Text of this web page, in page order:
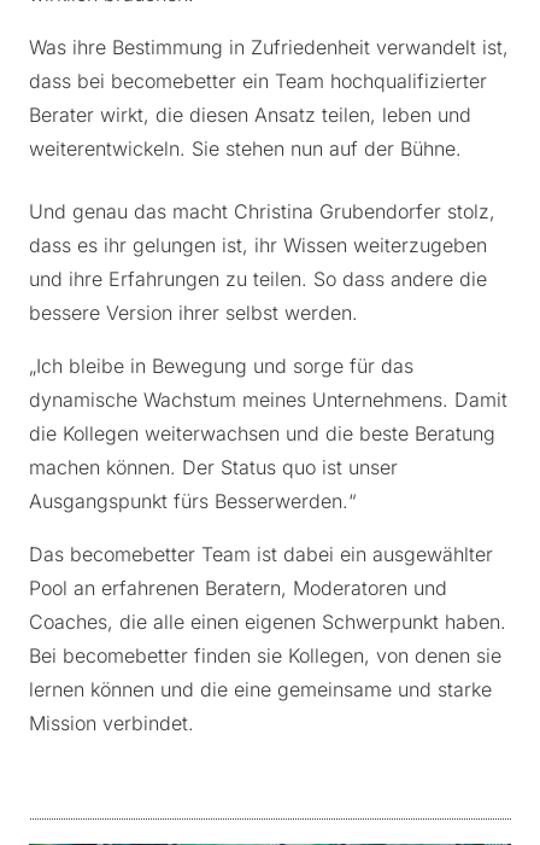
Was ihre Bestimmung in Zufriedenheit verwandelt ist,
dass bei becomebetter ein Team hochqualifizierter
Berater wirkt, die diesen Ansatz teilen, leben und
weiterentwickeln. Sie stehen nun auf der Bühne.
Und genau das macht Christina Grubendorfer stolz,
dass es ihr gelungen ist, ihr Wissen weiterzugeben
und ihre Erfahrungen zu teilen. So dass andere die
bessere Version ihrer selbst werden.
„Ich bleibe in Bewegung und sorge für das
dynamische Wachstum meines Unternehmens. Damit
die Kollegen weiterwachsen und die beste Beratung
machen können. Der Status quo ist unser
Ausgangspunkt fürs Besserwerden.“
Das becomebetter Team ist dabei ein ausgewählter
Pool an erfahrenen Beratern, Moderatoren und
Coaches, die alle einen eigenen Schwerpunkt haben.
Bei becomebetter finden sie Kollegen, von denen sie
lernen können und die eine gemeinsame und starke
Mission verbindet.